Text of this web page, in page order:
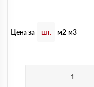
Цена за шт. м2 м3
-